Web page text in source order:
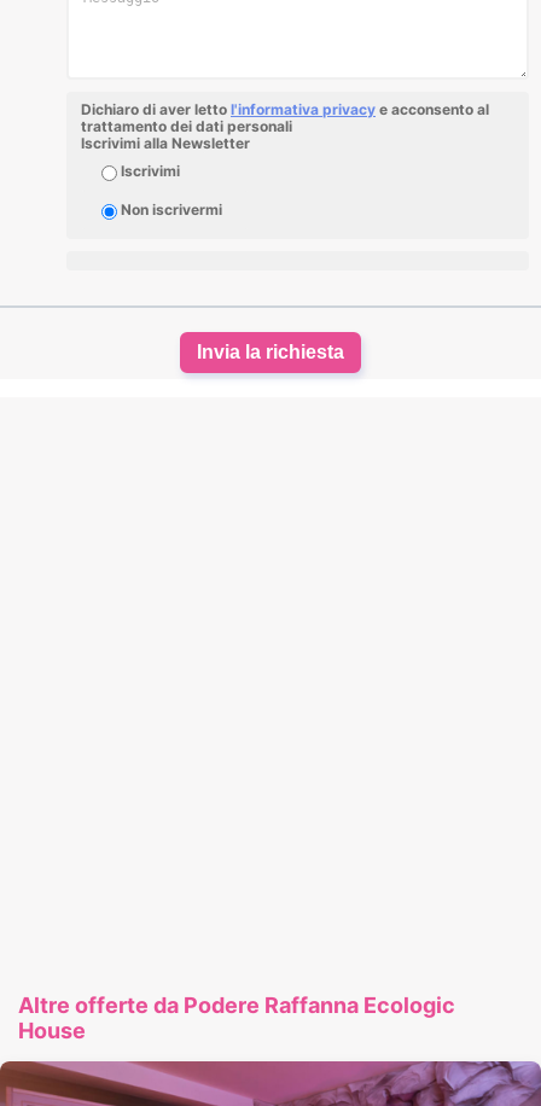
Dichiaro di aver letto l'informativa privacy e acconsento al
trattamento dei dati personali
Iscrivimi alla Newsletter
Iscrivimi
Non iscrivermi
Invia la richiesta
Altre offerte da Podere Raffanna Ecologic
House